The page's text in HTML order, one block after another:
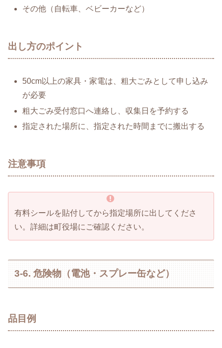
その他（自転車、ベビーカーなど）
出し方のポイント
50cm以上の家具・家電は、粗大ごみとして申し込み
が必要
粗大ごみ受付窓口へ連絡し、収集日を予約する
指定された場所に、指定された時間までに搬出する
注意事項
有料シールを貼付してから指定場所に出してくださ
い。詳細は町役場にご確認ください。
3-6. 危険物（電池・スプレー缶など）
品目例